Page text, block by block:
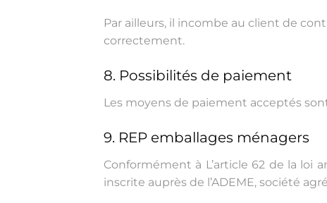
Par ailleurs, il incombe au client de
correctement.
8. Possibilités de paiement
Les moyens de paiement acceptés
9. REP emballages ménagers
Conformément à L’article 62 de la loi
inscrite auprès de l’ADEME, société